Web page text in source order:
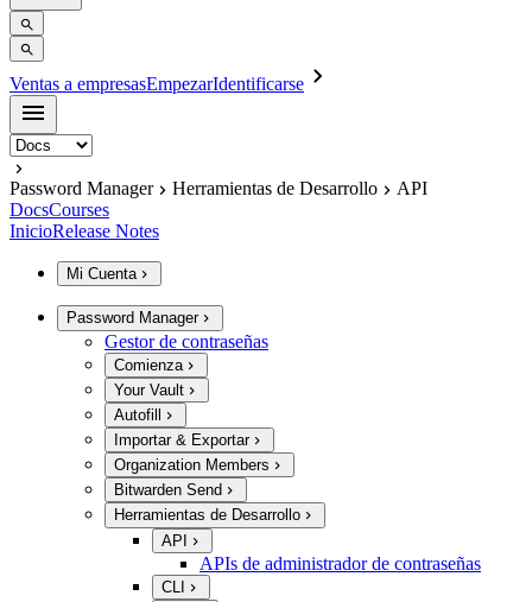
Ventas a empresasEmpezarIdentificarse
Password Manager Herramientas de Desarrollo
API
DocsCourses
InicioRelease Notes
Mi Cuenta
Password Manager
Gestor de contraseñas
Comienza
Your Vault
Autofill
Importar & Exportar
Organization Members
Bitwarden Send
Herramientas de Desarrollo
API
APIs de administrador de contraseñas
CLI